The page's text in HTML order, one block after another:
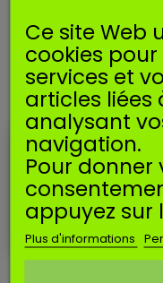
POIRE
Poire d'amorçage
Ce site Web
cookies
services et
articles liées
analysant
navigation.
Pour donner
appuyez sur
Plus d'informations